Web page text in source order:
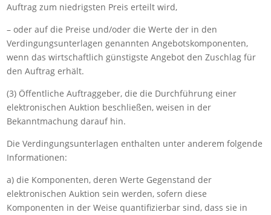
Auftrag zum niedrigsten Preis erteilt wird,
– oder auf die Preise und/oder die Werte der in den
Verdingungsunterlagen genannten Angebotskomponenten,
wenn das wirtschaftlich günstigste Angebot den Zuschlag für
den Auftrag erhält.
(3) Öffentliche Auftraggeber, die die Durchführung einer
elektronischen Auktion beschließen, weisen in der
Bekanntmachung darauf hin.
Die Verdingungsunterlagen enthalten unter anderem folgende
Informationen:
a) die Komponenten, deren Werte Gegenstand der
elektronischen Auktion sein werden, sofern diese
Komponenten in der Weise quantifizierbar sind, dass sie in